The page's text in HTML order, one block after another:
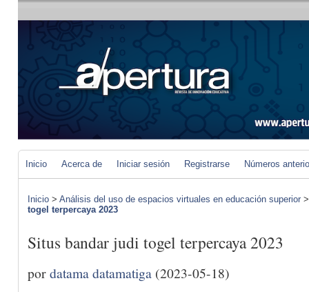
Inicio Acerca de Iniciar sesión Registrarse Números
Inicio > Análisis del uso de espacios virtuales en educación superior
togel terpercaya 2023
Situs bandar judi togel terpercaya 2023
pordatama datamatiga (2023-05-18)